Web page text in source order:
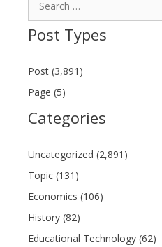
Post Types
Post (3,891)
Page (5)
Categories
Uncategorized (2,891)
Topic (131)
Economics (106)
History (82)
Educational Technology (62)